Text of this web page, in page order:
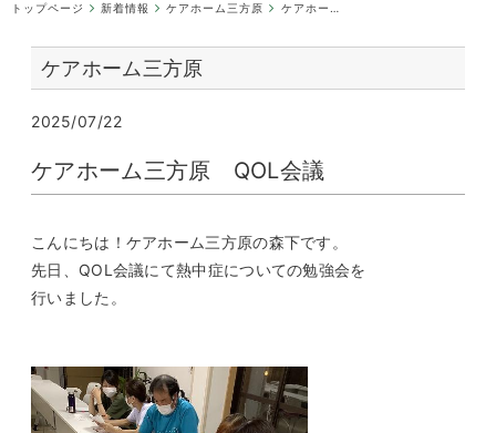
トップページ 新着情報 ケアホーム三方原
ケアホーム三方原
2025/07/22
ケアホーム三方原 QOL会議
こんにちは！ケアホーム三方原の森下です。
先日、QOL会議にて熱中症についての勉強会を
行いました。